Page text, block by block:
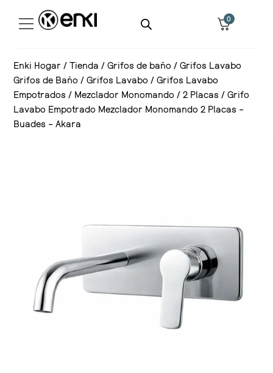
0
Enki Hogar / Tienda / Grifos de baño / Grifos Lavabo
Grifos de Baño / Grifos Lavabo / Grifos Lavabo
Empotrados / Mezclador Monomando / 2 Placas / Grifo
Lavabo Empotrado Mezclador Monomando 2 Placas –
Buades – Akara